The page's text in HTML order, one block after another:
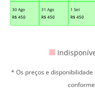
30 Ago
R$ 450
31 Ago
R$ 450
1 Set
R$ 450
* Os preços e